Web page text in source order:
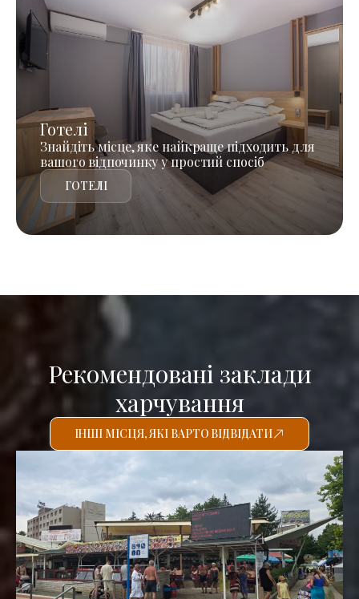
Готелі
Знайдіть місце, яке найкраще підходить для
вашого відпочинку у простий спосіб
ГОТЕЛІ
Рекомендовані заклади
харчування
ІНШІ МІСЦЯ, ЯКІ ВАРТО ВІДВІДАТИ